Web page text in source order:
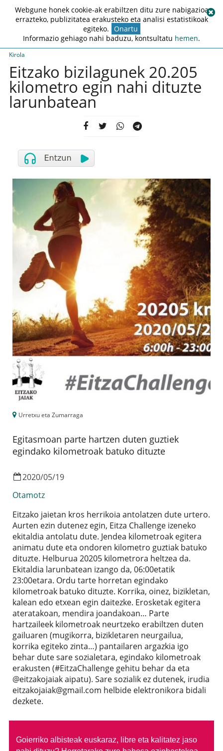
Kirola
Eitzako bizilagunek 20.205
kilometro egin nahi dituzte
larunbatean
Urretxu eta Zumarraga
Egitasmoan parte hartzen duten guztiek
egindako kilometroak batuko dituzte
2020/05/19
Otamotz
Eitzako jaietan kros herrikoia antolatzen dute urtero.
Aurten ezin dutenez egin, Eitza Challenge izeneko
ekitaldia antolatu dute. Jendea kilometroak egitera
animatu dute eta ondoren kilometro guztiak batuko
dituzte. Helburua 20205 kilometrora heltzea da.
Ekitaldia larunbatean izango da, 06:00etatik
23:00etara. Ordu tarte horretan egindako
kilometroak batuko dituzte. Korrika, oinez, bizikletan,
kalean edo etxean egin daitezke. Erosketak egitera
ateratakoan, mendira joandakoan… Parte
hartzaileek kilometroak neurtzeko erabiltzen duten
gailuaren (mugikorra, bizikletaren neurgailua,
korrika egiteko zinta…) pantailaren argazkia igo
behar dute sare sozialetara, egindako kilometroak
erakusten (#EitzaChallenge gehitu behar da eta
@eitzakojaiak aipatu). Sare sozialik ez dutenek, irudia
eitzakojaiak@gmail.com helbide elektronikora bidali
dezkete.
Goierriko albisteak euskaraz, libre eta kalitatez jaso
Webgune honek cookie-ak erabiltzen ditu zure nabigazioa
errazteko, publizitatea erakusteko eta analisi estatistikoak
egiteko. Onartu
Informazio gehiago nahi baduzu, kontsultatu hemen.